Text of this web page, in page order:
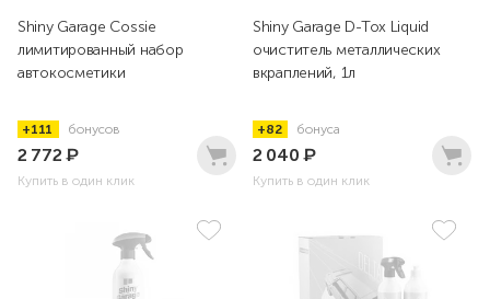
Shiny Garage Cossie
лимитированный набор
автокосметики
+111 бонусов
2 772₽
Купить в один клик
Shiny Garage D-Tox Liquid
очиститель металлических
вкраплений, 1л
+82 бонуса
2 040₽
Купить в один клик